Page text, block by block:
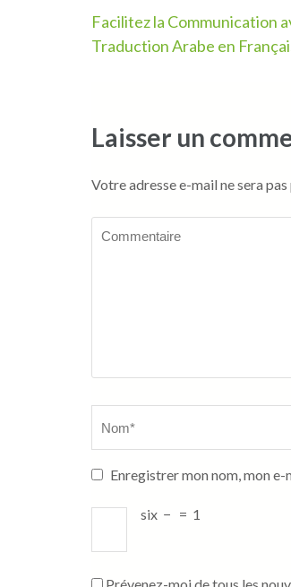
Navigation
Facilitez la Communication
Traduction Arabe en
Laisser un
Votre adresse e-mail ne sera
Enregistrer mon nom, mon
six − = 1